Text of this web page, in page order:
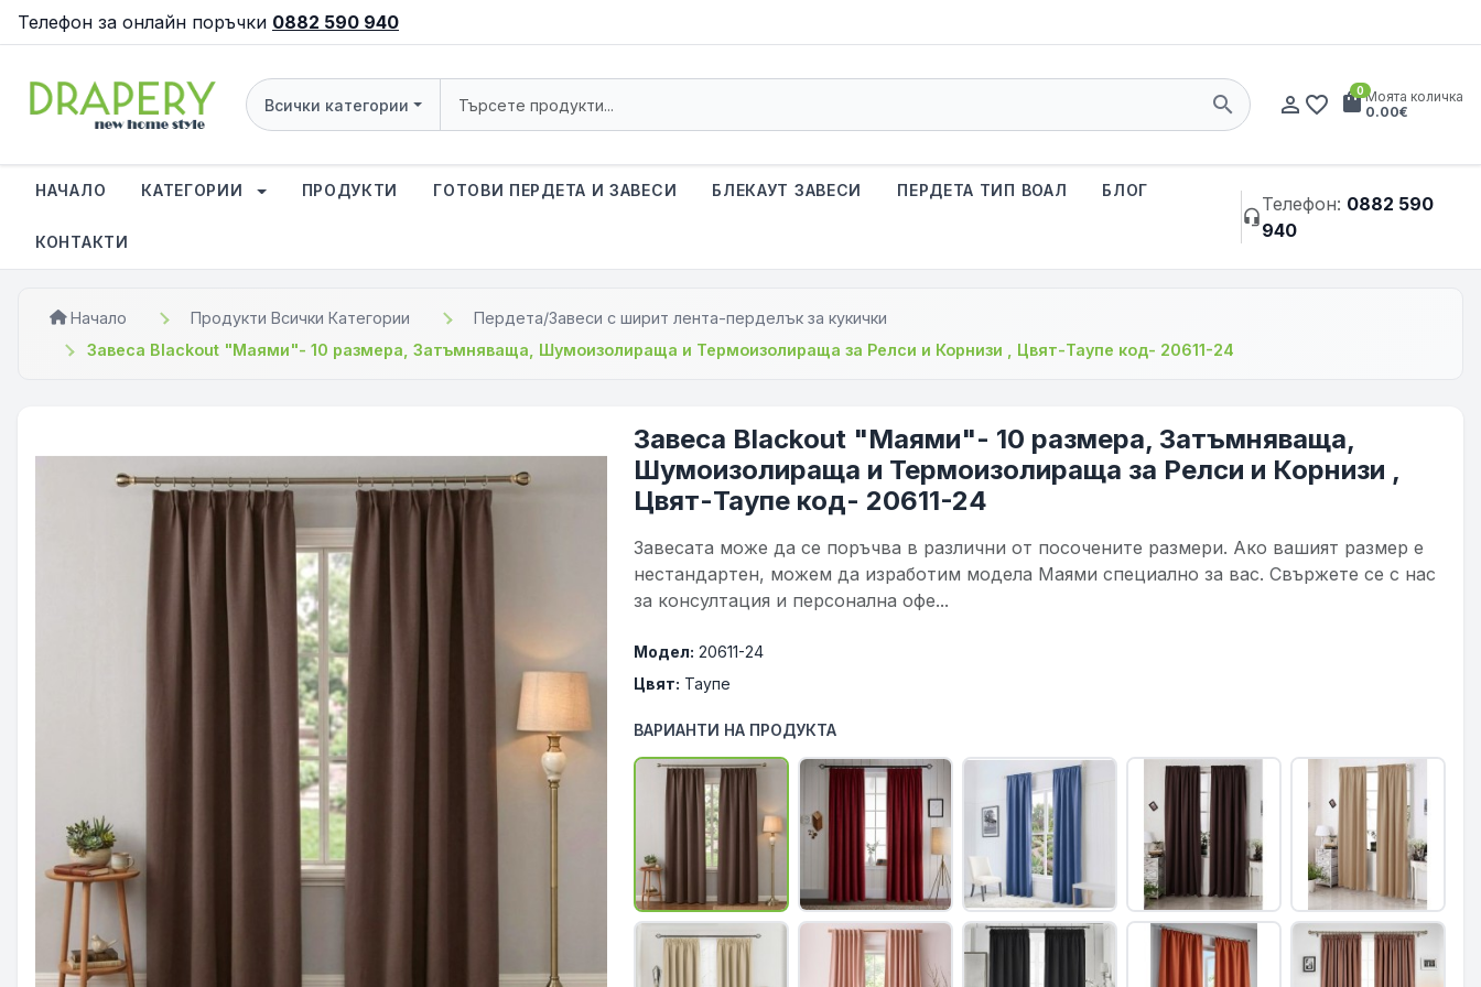
Телефон за онлайн поръчки 0882 590 940
Всички категории search person_outline favorite_border shopping_bag
0Моята количка
0.00€
НАЧАЛО КАТЕГОРИИ ПРОДУКТИ ГОТОВИ ПЕРДЕТА И ЗАВЕСИ БЛЕКАУТ ЗАВЕСИ ПЕРДЕТА ТИП ВОАЛ БЛОГ
КОНТАКТИ
headset_mic
Телефон: 0882 590
940
Начало Продукти Всички Категории
Пердета/Завеси с ширит лента-перделък за кукички
Завеса Blackout "Маями"- 10 размера, Затъмняваща, Шумоизолираща и Термоизолираща за Релси и Корнизи , Цвят-Таупе код- 20611-24
Завеса Blackout "Маями"- 10 размера, Затъмняваща,
Шумоизолираща и Термоизолираща за Релси и Корнизи ,
Цвят-Таупе код- 20611-24
Завесата може да се поръчва в различни от посочените размери. Ако вашият размер е
нестандартен, можем да изработим модела Маями специално за вас. Свържете се с нас
за консултация и персонална офе...
Модел: 20611-24
Цвят: Таупе
ВАРИАНТИ НА ПРОДУКТА